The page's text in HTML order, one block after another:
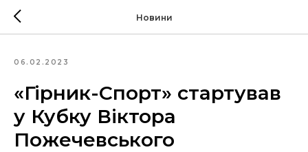
Новини
06.02.2023
«Гірник-Спорт» стартував
у Кубку Віктора
Пожечевського